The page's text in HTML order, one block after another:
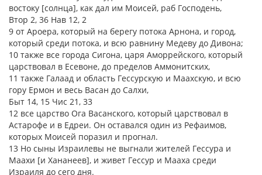
востоку [солнца], как дал им Моисей, раб Господень,
Втор 2, 36 Нав 12, 2
9 от Ароера, который на берегу потока Арнона, и город,
который среди потока, и всю равнину Медеву до Дивона;
10 также все города Сигона, царя Аморрейского, который
царствовал в Есевоне, до пределов Аммонитских,
11 также Галаад и область Гессурскую и Маахскую, и всю
гору Ермон и весь Васан до Салхи,
Быт 14, 15 Чис 21, 33
12 все царство Ога Васанского, который царствовал в
Астарофе и в Едреи. Он оставался один из Рефаимов,
которых Моисей поразил и прогнал.
13 Но сыны Израилевы не выгнали жителей Гессура и
Маахи [и Хананеев], и живет Гессур и Мааха среди
Израиля до сего дня.